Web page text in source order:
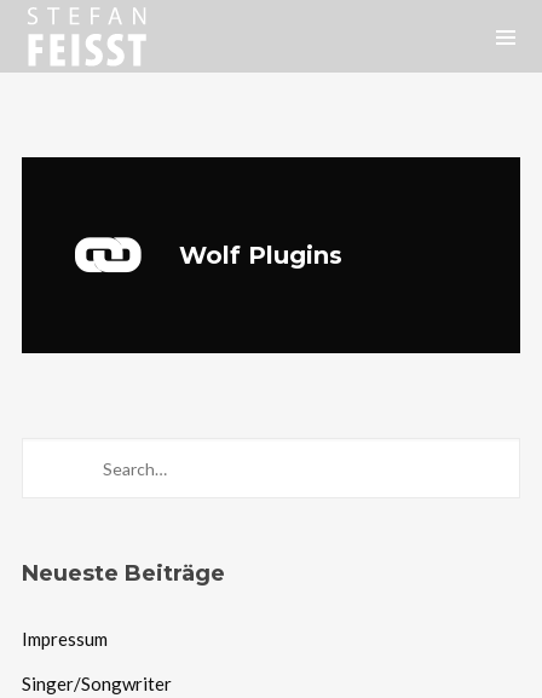
Wolf Plugins
Neueste Beiträge
Impressum
Singer/Songwriter